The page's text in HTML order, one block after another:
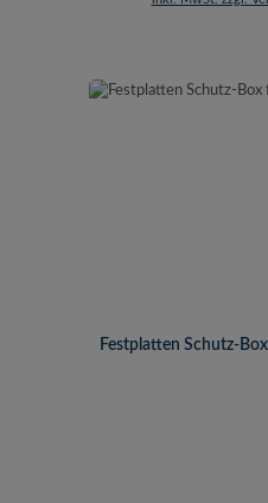
Festplatten Schutz-